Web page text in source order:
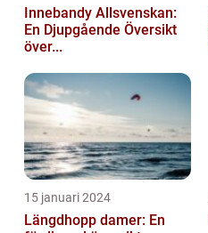
Innebandy Allsvenskan:
En Djupgående Översikt
över...
15 januari 2024
Längdhopp damer: En